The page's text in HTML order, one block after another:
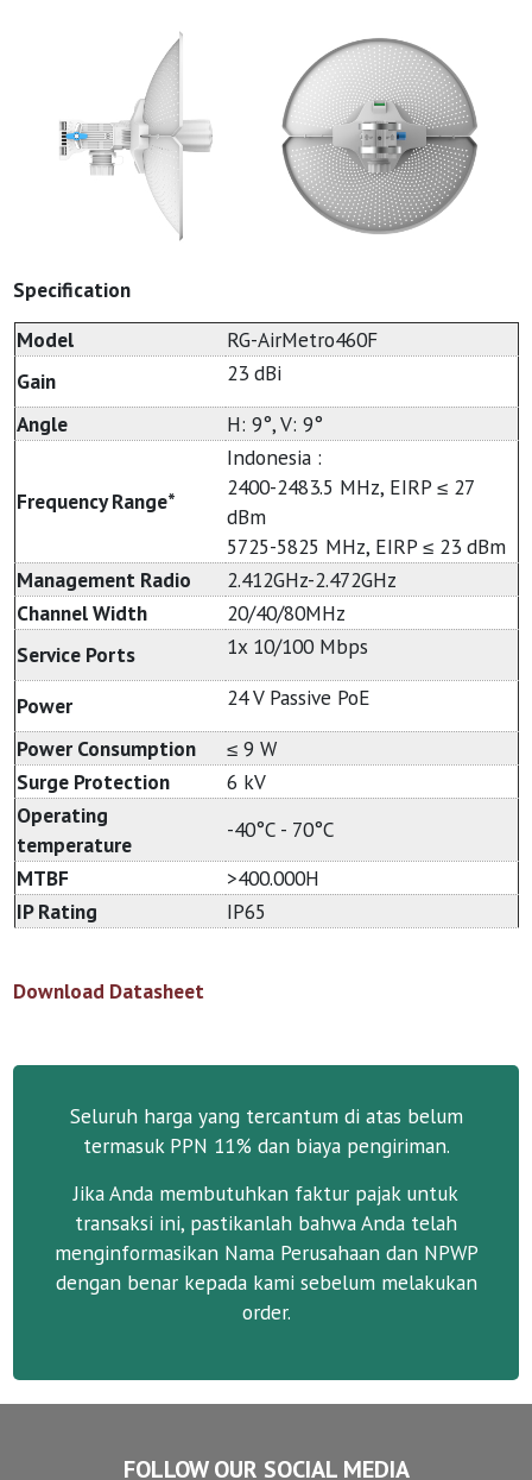
Specification
Model
RG-AirMetro460F
Gain
23 dBi
Angle
H: 9°, V: 9°
Frequency Range*
Indonesia :
2400-2483.5 MHz, EIRP ≤ 27
dBm
5725-5825 MHz, EIRP ≤ 23 dBm
Management Radio
2.412GHz-2.472GHz
Channel Width
20/40/80MHz
Service Ports
1x 10/100 Mbps
Power
24 V Passive PoE
Power Consumption
≤ 9 W
Surge Protection
6 kV
Operating
temperature
-40°C - 70°C
MTBF
>400.000H
IP Rating
IP65
Download Datasheet
Seluruh harga yang tercantum di atas belum
termasuk PPN 11% dan biaya pengiriman.
Jika Anda membutuhkan faktur pajak untuk
transaksi ini, pastikanlah bahwa Anda telah
menginformasikan Nama Perusahaan dan NPWP
dengan benar kepada kami sebelum melakukan
order.
FOLLOW OUR SOCIAL MEDIA